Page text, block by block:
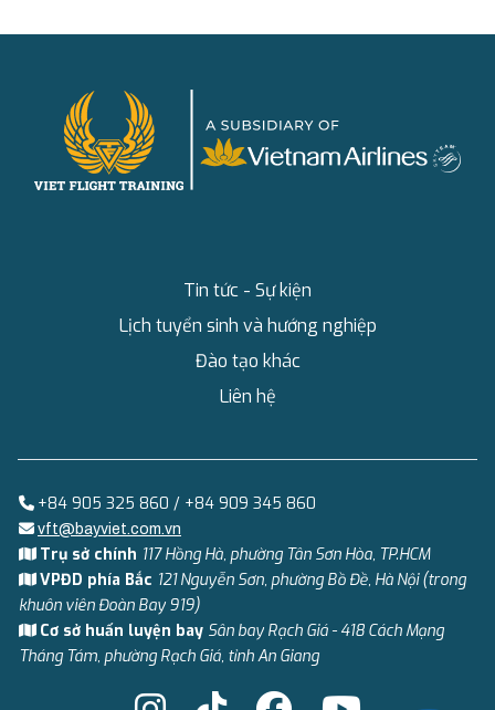
Tin tức - Sự kiện
Lịch tuyển sinh và hướng nghiệp
Đào tạo khác
Liên hệ
+84 905 325 860 / +84 909 345 860
vft@bayviet.com.vn
Trụ sở chính 117 Hồng Hà, phường Tân Sơn Hòa, TP.HCM
VPĐD phía Bắc 121 Nguyễn Sơn, phường Bồ Đề, Hà Nội (trong
khuôn viên Đoàn Bay 919)
Cơ sở huấn luyện bay Sân bay Rạch Giá - 418 Cách Mạng
Tháng Tám, phường Rạch Giá, tỉnh An Giang